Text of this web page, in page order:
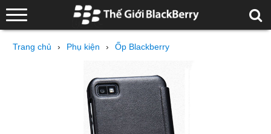
Trang chủ › Phụ kiện › Ốp Blackberry